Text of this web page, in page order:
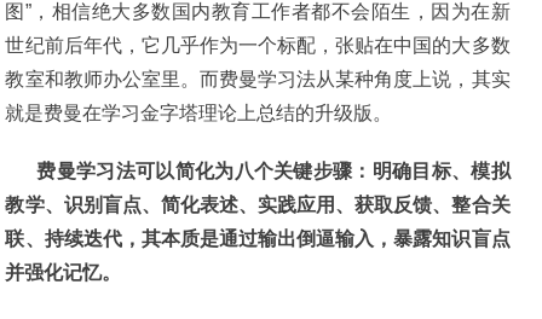
图”，相信绝大多数国内教育工作者都不会陌生，因为在新
世纪前后年代，它几乎作为一个标配，张贴在中国的大多数
教室和教师办公室里。而费曼学习法从某种角度上说，其实
就是费曼在学习金字塔理论上总结的升级版。
费曼学习法可以简化为八个关键步骤：明确目标、模拟
教学、识别盲点、简化表述、实践应用、获取反馈、整合关
联、持续迭代，其本质是通过输出倒逼输入，暴露知识盲点
并强化记忆。